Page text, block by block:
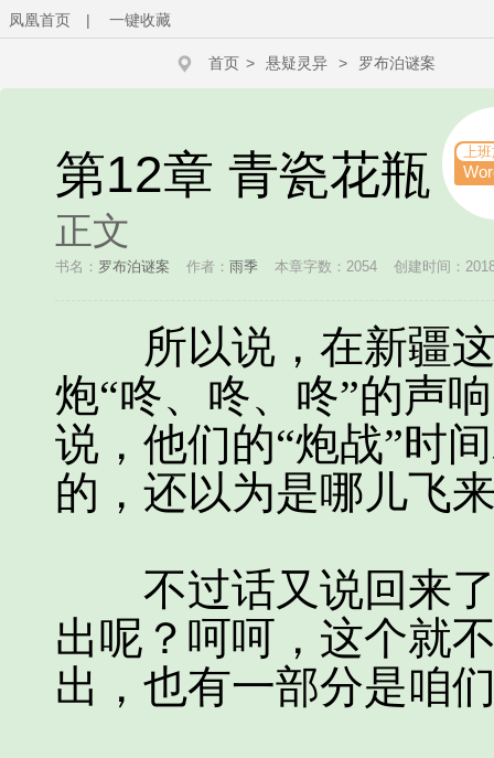
凤凰首页 | 一键收藏
首页 > 悬疑灵异 > 罗布泊谜案
第12章 青瓷花瓶 上
正文
书名： 罗布泊谜案 作者： 雨季 本章字数：2054 创建时间：
所以说，在新疆这
炮“咚、咚、咚”的声
说，他们的“炮战”时
的，还以为是哪儿飞
不过话又说回来了
出呢？呵呵，这个就
出，也有一部分是咱